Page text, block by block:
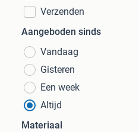
Verzenden
Aangeboden sinds
Vandaag
Gisteren
Een week
Altijd
Materiaal